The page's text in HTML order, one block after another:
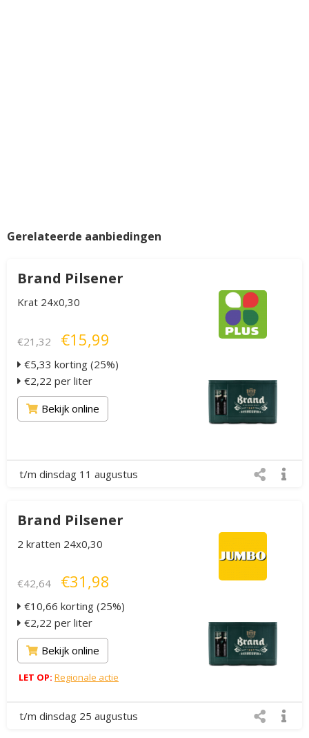
Gerelateerde aanbiedingen
Brand Pilsener
Krat 24x0,30
€21,32 €15,99
€5,33 korting (25%)
€2,22 per liter
Bekijk online
t/m dinsdag 11 augustus
Brand Pilsener
2 kratten 24x0,30
€42,64 €31,98
€10,66 korting (25%)
€2,22 per liter
Bekijk online
t/m dinsdag 25 augustus
LET OP: Regionale actie